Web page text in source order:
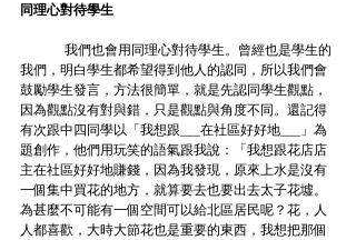
同理心對待學生
我們，明白學生都希望得到他人的認同，所以我們會
鼓勵學生發言，方法很簡單，就是先認同學生觀點，
因為觀點沒有對與錯，只是觀點與角度不同。還記得
有次跟中四同學以「我想跟___在社區好好地___」為
題創作，他們用玩笑的語氣跟我說：「我想跟花店店
主在社區好好地賺錢，因為我發現，原來上水是沒有
一個集中買花的地方，就算要去也要出去太子花墟。
為甚麼不可能有一個空間可以給北區居民呢？花，人
人都喜歡，大時大節花也是重要的東西，我想把那個